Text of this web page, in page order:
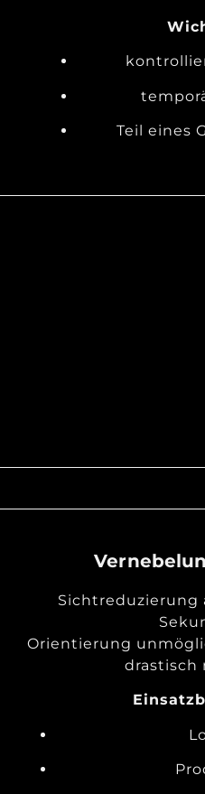
Teil eines
Sichtreduzierung
Orientierung
drastisch